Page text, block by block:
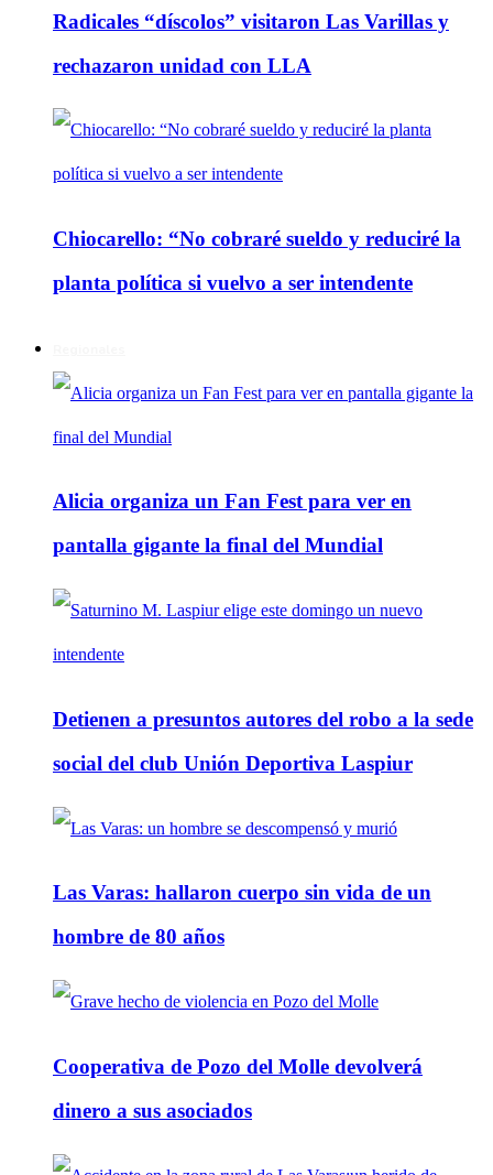
Radicales “díscolos” visitaron Las Varillas y
rechazaron unidad con LLA
Chiocarello: “No cobraré sueldo y reduciré la
planta política si vuelvo a ser intendente
Alicia organiza un Fan Fest para ver en
pantalla gigante la final del Mundial
Detienen a presuntos autores del robo a la sede
social del club Unión Deportiva Laspiur
Las Varas: hallaron cuerpo sin vida de un
hombre de 80 años
Cooperativa de Pozo del Molle devolverá
dinero a sus asociados